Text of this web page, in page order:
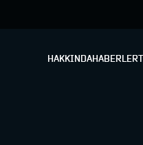
HAKKINDAHABERLER